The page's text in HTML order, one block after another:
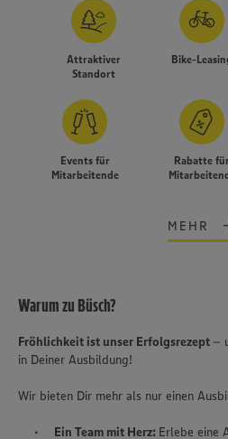
Attraktiver
Standort
Bike-
Events für
Mitarbeitende
Rabatte
MEHR
Warum zu Büsch?
Fröhlichkeit ist unser Erfolgsrezept –
in Deiner Ausbildung!
Wir bieten Dir mehr als nur einen
Ein Team mit Herz: Erlebe eine